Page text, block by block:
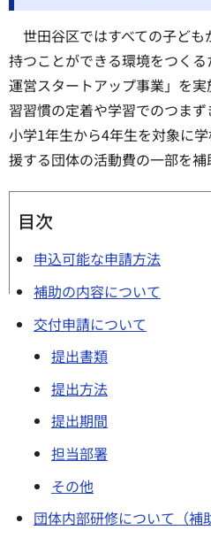
世田谷区ではすべての子ど
持つことができる環境をつく
運営スタートアップ事業」を
習習慣の定着や学習でのつま
小学1年生から4年生を対象に
援する団体の活動費の一部を補
目次
申込可能な申請方法
補助の内容について
交付申請について
提出書類
提出方法
提出期間
担当部署
その他
団体内部研修について（補